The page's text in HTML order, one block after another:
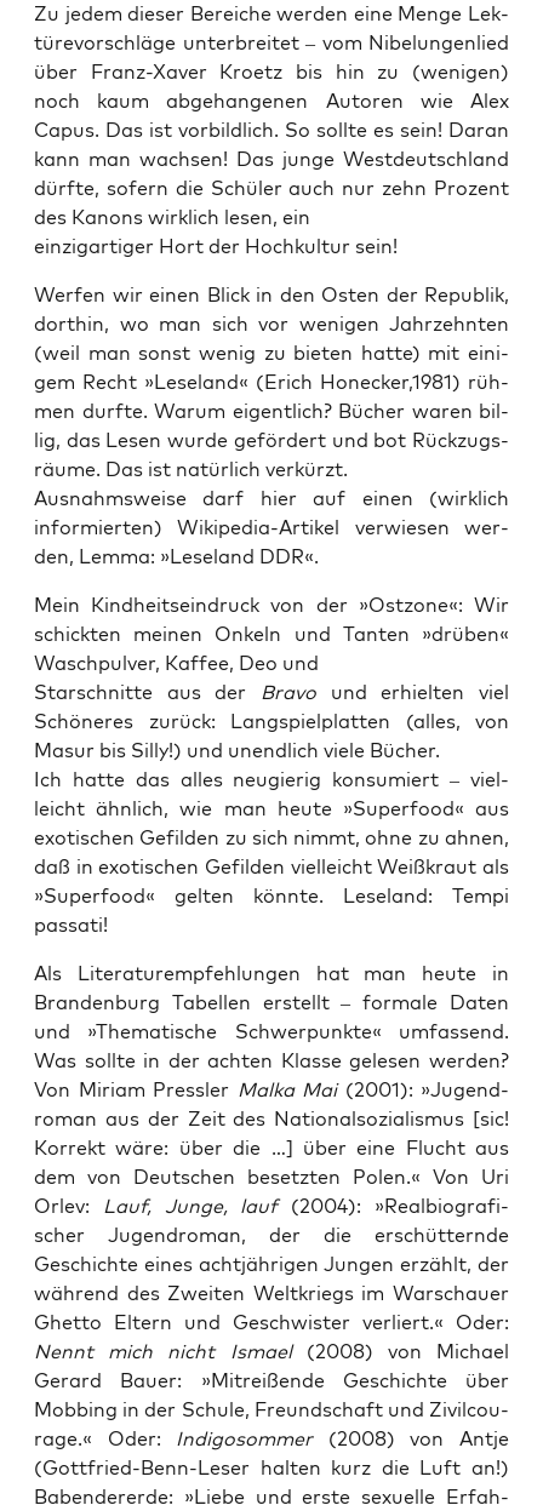
Zu jedem die­ser Berei­che wer­den eine Men­ge Lek­
tü­re­vor­schlä­ge unter­brei­tet – vom Nibe­lun­gen­lied
über Franz-Xaver Kroetz bis hin zu (weni­gen)
noch kaum abge­han­ge­nen Autoren wie Alex
Capus. Das ist vor­bild­lich. So soll­te es sein! Dar­an
kann man wach­sen! Das jun­ge West­deutsch­land
dürf­te, sofern die Schü­ler auch nur zehn Pro­zent
des Kanons wirk­lich lesen, ein
ein­zig­ar­ti­ger Hort der Hoch­kul­tur sein!
Wer­fen wir einen Blick in den Osten der Repu­blik,
dort­hin, wo man sich vor weni­gen Jahr­zehn­ten
(weil man sonst wenig zu bie­ten hat­te) mit eini­
gem Recht »Lese­land« (Erich Honecker,1981) rüh­
men durf­te. War­um eigent­lich? Bücher waren bil­
lig, das Lesen wur­de geför­dert und bot Rück­zugs­
räu­me. Das ist natür­lich verkürzt.
Aus­nahms­wei­se darf hier auf einen (wirk­lich
infor­mier­ten) Wiki­pe­dia-Arti­kel ver­wie­sen wer­
den, Lem­ma: »Lese­land DDR«.
Mein Kind­heits­ein­druck von der »Ost­zo­ne«: Wir
schick­ten mei­nen Onkeln und Tan­ten »drü­ben«
Wasch­pul­ver, Kaf­fee, Deo und
Star­schnit­te aus der Bra­vo und erhiel­ten viel
Schö­ne­res zurück: Lang­spiel­plat­ten (alles, von
Masur bis Sil­ly!) und unend­lich vie­le Bücher.
Ich hat­te das alles neu­gie­rig kon­su­miert – viel­
leicht ähn­lich, wie man heu­te »Super­food« aus
exo­ti­schen Gefil­den zu sich nimmt, ohne zu ahnen,
daß in exo­ti­schen Gefil­den viel­leicht Weiß­kraut als
»Super­food« gel­ten könn­te. Lese­land: Tem­pi
passati!
Als Lite­ra­tur­emp­feh­lun­gen hat man heu­te in
Bran­den­burg Tabel­len erstellt – for­ma­le Daten
und »The­ma­ti­sche Schwer­punk­te« umfas­send.
Was soll­te in der ach­ten Klas­se gele­sen wer­den?
Von Miri­am Press­ler Mal­ka Mai(2001): »Jugend­
ro­man aus der Zeit des Natio­nal­so­zia­lis­mus [sic!
Kor­rekt wäre: über die …] über eine Flucht aus
dem von Deut­schen besetz­ten Polen.« Von Uri
Orlev: Lauf, Jun­ge, lauf(2004): »Real­bio­gra­fi­
scher Jugend­ro­man, der die erschüt­tern­de
Geschich­te eines acht­jäh­ri­gen Jun­gen erzählt, der
wäh­rend des Zwei­ten Welt­kriegs im War­schau­er
Ghet­to Eltern und Geschwis­ter ver­liert.« Oder:
Nennt mich nicht Isma­el(2008) von Micha­el
Gerard Bau­er: »Mit­rei­ßen­de Geschich­te über
Mob­bing in der Schu­le, Freund­schaft und Zivil­cou­
ra­ge.« Oder: Indi­go­som­mer(2008) von Ant­je
(Gott­fried-Benn-Leser hal­ten kurz die Luft an!)
Baben­der­erde: »Lie­be und ers­te sexu­el­le Erfah­